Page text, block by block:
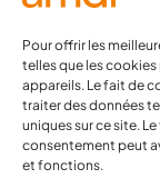
Pour offrir les
telles que les
appareils. Le fait de
traiter des données
uniques sur ce site.
consentement peut
et fonctions.